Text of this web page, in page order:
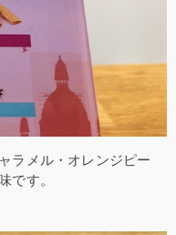
ラメル・オレンジピー
です。